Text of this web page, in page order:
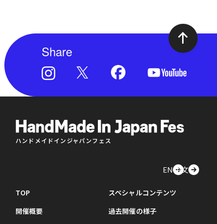
Share
ハンドメイドインジャパンフェス
EN中文
TOP
開催概要
スペシャルコンテンツ
過去開催の様子